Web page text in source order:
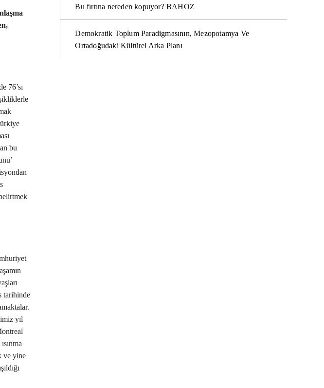
76’sı
bu
tarihinde
yıl
ve yine
Bu fırtına nereden kopuyor? BAHOZ
Demokratik Toplum Paradigmasının, Mezopotamya Ve
Ortadoğudaki Kültürel Arka Planı